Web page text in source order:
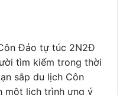
Đảo tự túc 2N2Đ
tìm kiếm trong thời
sắp du lịch Côn
một lịch trình ưng ý